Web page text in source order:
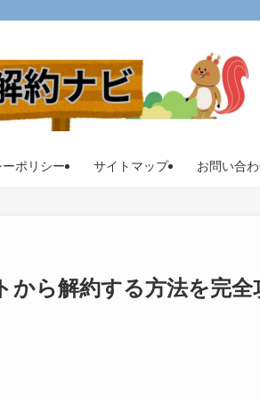
ポリシー サイトマップ お問い合
ら解約する方法を完全